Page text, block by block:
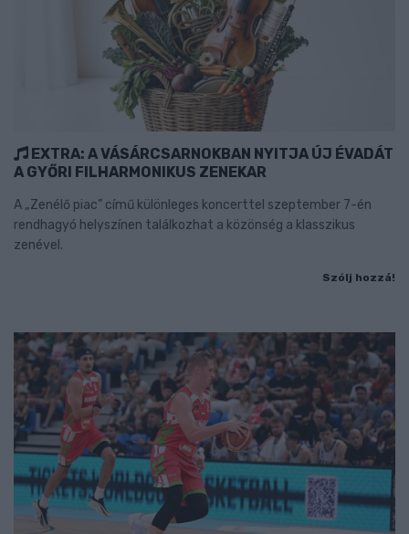
EXTRA: A VÁSÁRCSARNOKBAN NYITJA ÚJ ÉVADÁT
A GYŐRI FILHARMONIKUS ZENEKAR
A „Zenélő piac” című különleges koncerttel szeptember 7-én
rendhagyó helyszínen találkozhat a közönség a klasszikus
zenével.
Szólj hozzá!